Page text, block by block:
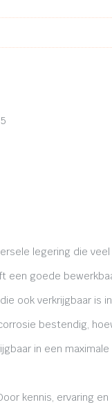
legering die
een goede
ook verkrijgbaar is
bestendig,
in een
kennis, ervaring